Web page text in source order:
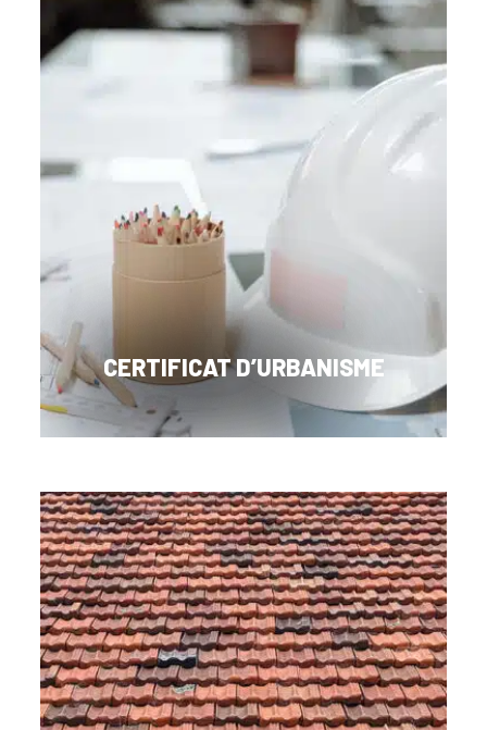
CERTIFICAT D’URBANISME